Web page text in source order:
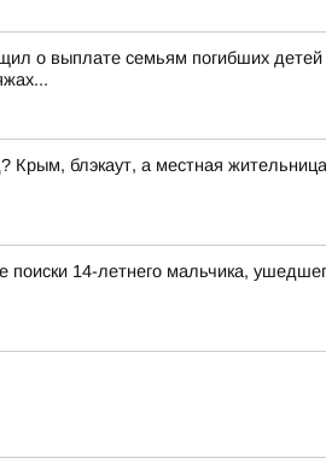
о выплате семьям погибших
блэкаут, а местная
14-летнего мальчика,